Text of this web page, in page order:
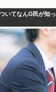
いてなんG民が知っ